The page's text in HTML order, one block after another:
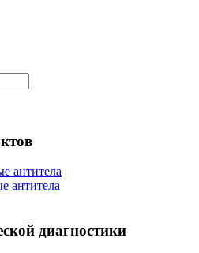
антитела
антитела
диагностики